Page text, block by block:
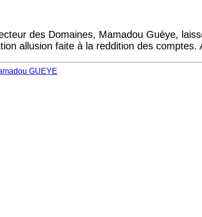
des Domaines, Mamadou Guèye,
allusion faite à la reddition des
GUEYE